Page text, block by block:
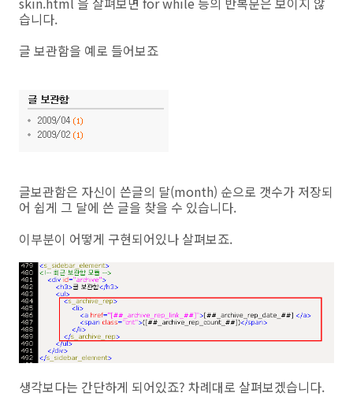
습니다.
글 보관함을 예로 들어보죠
글보관함은 자신이 쓴글의 달(month) 순으로 갯수가 저장되
어 쉽게 그 달에 쓴 글을 찾을 수 있습니다.
이부분이 어떻게 구현되어있나 살펴보죠.
생각보다는 간단하게 되어있죠? 차례대로 살펴보겠습니다.